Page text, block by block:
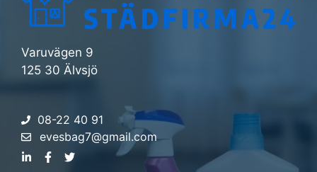
Varuvägen 9
125 30 Älvsjö
08-22 40 91
evesbag7@gmail.com